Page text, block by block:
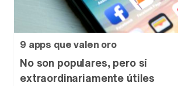
9 apps que valen oro
No son populares, pero sí
extraordinariamente útiles